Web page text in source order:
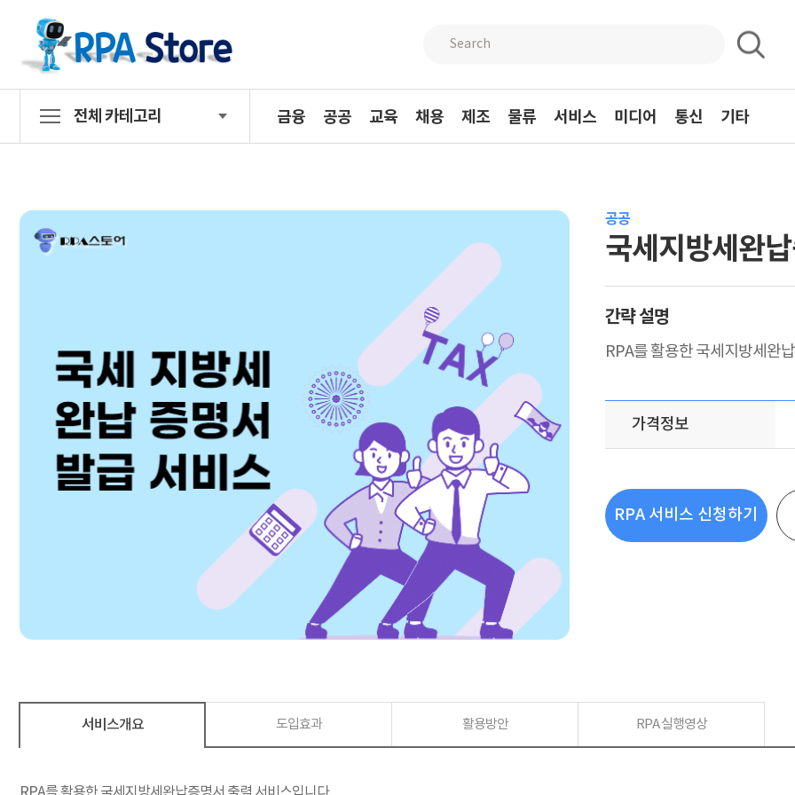
전체 카테고리 금융 공공 교육 채용 제조 물류 서비스 미디어 통신 기타
공공
국세지방세완
간략 설명
RPA를 활용한 국세지방세완
가격정보
RPA 서비스 신청하기
서비스개요 도입효과 활용방안 RPA 실행영상